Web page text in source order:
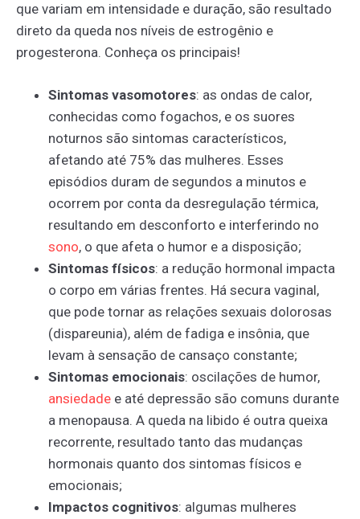
que variam em intensidade e duração, são resultado
direto da queda nos níveis de estrogênio e
progesterona. Conheça os principais!
Sintomas vasomotores: as ondas de calor,
conhecidas como fogachos, e os suores
noturnos são sintomas característicos,
afetando até 75% das mulheres. Esses
episódios duram de segundos a minutos e
ocorrem por conta da desregulação térmica,
resultando em desconforto e interferindo no
sono, o que afeta o humor e a disposição;
Sintomas físicos: a redução hormonal impacta
o corpo em várias frentes. Há secura vaginal,
que pode tornar as relações sexuais dolorosas
(dispareunia), além de fadiga e insônia, que
levam à sensação de cansaço constante;
Sintomas emocionais: oscilações de humor,
ansiedade e até depressão são comuns durante
a menopausa. A queda na libido é outra queixa
recorrente, resultado tanto das mudanças
hormonais quanto dos sintomas físicos e
emocionais;
Impactos cognitivos: algumas mulheres